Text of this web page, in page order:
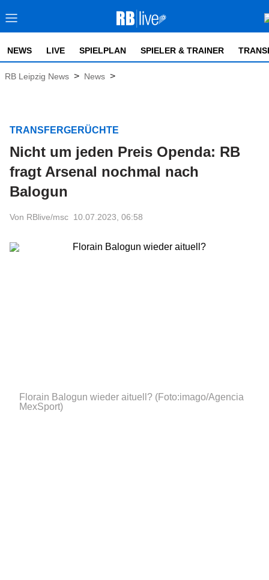
NEWS LIVE SPIELPLAN SPIELER & TRAINER
RB Leipzig News > News >
TRANSFERGERÜCHTE
Nicht um jeden Preis Openda: RB
fragt Arsenal nochmal nach
Balogun
Von RBlive/msc 10.07.2023, 06:58
Florain Balogun wieder aituell? (Foto:imago/Agencia
MexSport)